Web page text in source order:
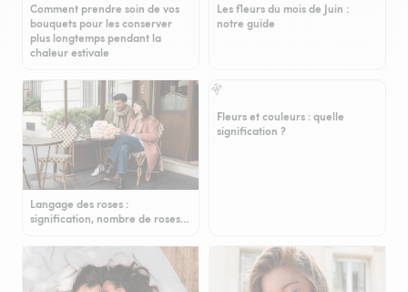
Comment prendre soin de vos
bouquets pour les conserver
plus longtemps pendant la
chaleur estivale
Les fleurs du mois de Juin :
notre guide
Langage des roses :
signification, nombre de roses…
Fleurs et couleurs : quelle
signification ?